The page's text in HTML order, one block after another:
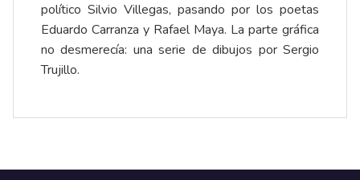
político Silvio Villegas, pasando por los poetas
Eduardo Carranza y Rafael Maya. La parte gráfica
no desmerecía: una serie de dibujos por Sergio
Trujillo.